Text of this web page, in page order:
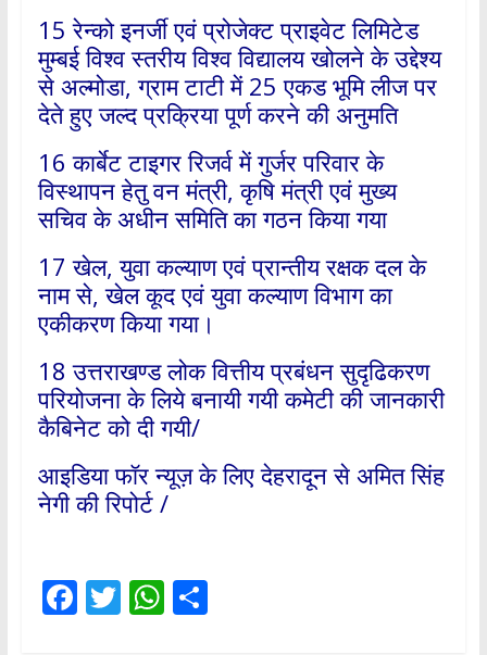
15 रेन्को इनर्जी एवं प्रोजेक्ट प्राइवेट लिमिटेड
मुम्बई विश्व स्तरीय विश्व विद्यालय खोलने के उद्देश्य
से अल्मोडा, ग्राम टाटी में 25 एकड भूमि लीज पर
देते हुए जल्द प्रक्रिया पूर्ण करने की अनुमति
16 कार्बेट टाइगर रिजर्व में गुर्जर परिवार के
विस्थापन हेतु वन मंत्री, कृषि मंत्री एवं मुख्य
सचिव के अधीन समिति का गठन किया गया
17 खेल, युवा कल्याण एवं प्रान्तीय रक्षक दल के
नाम से, खेल कूद एवं युवा कल्याण विभाग का
एकीकरण किया गया।
18 उत्तराखण्ड लोक वित्तीय प्रबंधन सुदृढिकरण
परियोजना के लिये बनायी गयी कमेटी की जानकारी
कैबिनेट को दी गयी/
आइडिया फॉर न्यूज़ के लिए देहरादून से अमित सिंह
नेगी की रिपोर्ट /
F T W S